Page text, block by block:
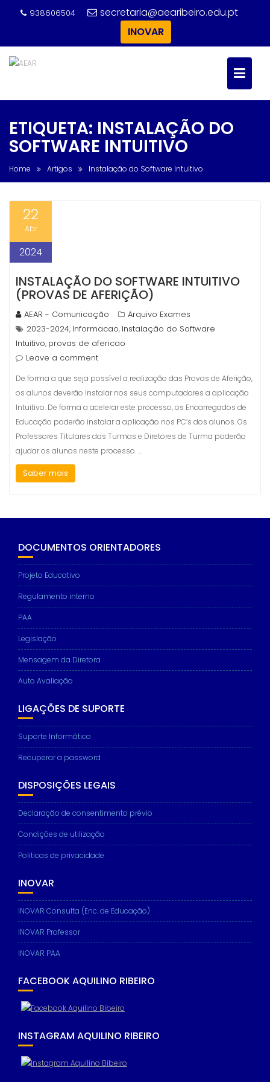
938606504
secretaria@aearibeiro.edu.pt
INOVAR
ETIQUETA: INSTALAÇÃO DO
SOFTWARE INTUITIVO
Home Artigos Instalação do Software Intuitivo
22
Abr
2024
INSTALAÇÃO DO SOFTWARE INTUITIVO
(PROVAS DE AFERIÇÃO)
AEAR - Comunicação
Arquivo Exames
2023-2024, Informacao, Instalação do Software
Intuitivo, provas de afericao
Leave a comment
De forma a que seja possível a realização das Provas de Aferição,
os alunos deverão instalar nos seus computadores a aplicação
Intuitivo. De forma a acelerar este processo, os Encarregados de
Educação poderão instalar a aplicação nos PC’s dos alunos. Os
Professores Titulares das Turmas e Diretores de Turma poderão
ajudar os alunos neste processo. …
Saber mais
DOCUMENTOS ORIENTADORES
Projeto Educativo
Regulamento interno
PAA
Legislação
Mensagem da Diretora
Auto Avaliação
LIGAÇÕES DE SUPORTE
Suporte Informático
Recuperar a password
DISPOSIÇÕES LEGAIS
Declaração de consentimento prévio
Condições de utilização
Politicas de privacidade
INOVAR
INOVAR Consulta (Enc. de Educação)
INOVAR Professor
INOVAR PAA
FACEBOOK AQUILINO RIBEIRO
INSTAGRAM AQUILINO RIBEIRO